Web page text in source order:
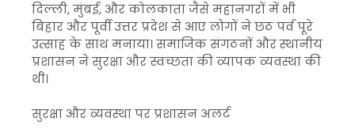
दिल्ली, मुंबई, और कोलकाता जैसे महानगरों में भी
बिहार और पूर्वी उत्तर प्रदेश से आए लोगों ने छठ पर्व पूरे
उत्साह के साथ मनाया। समाजिक संगठनों और स्थानीय
प्रशासन ने सुरक्षा और स्वच्छता की व्यापक व्यवस्था की
थी।
सुरक्षा और व्यवस्था पर प्रशासन अलर्ट